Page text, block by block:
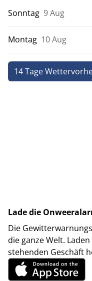
Sonntag 9 Aug
Montag 10 Aug
14 Tage
Lade die
Die
die ganze Welt.
stehenden Geschäft